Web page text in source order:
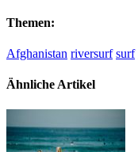
Themen:
Afghanistan riversurf surf
Ähnliche Artikel